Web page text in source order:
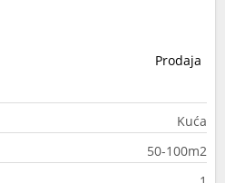
Prodaja
Kuća
50-100m2